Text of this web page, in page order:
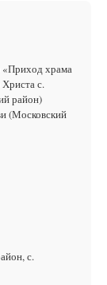
«Приход храма
с.
район)
(Московский
с.